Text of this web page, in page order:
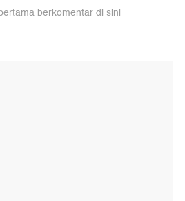
berkomentar di sini